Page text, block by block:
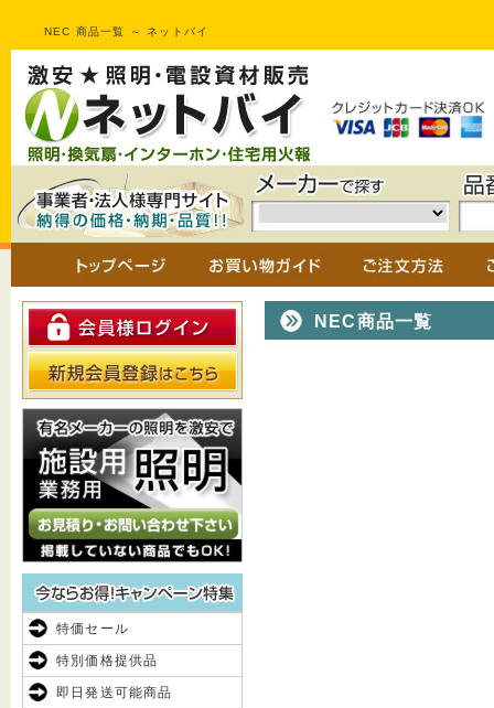
NEC 商品一覧 ～ ネットバイ
NEC商品一覧
特価セール
特別価格提供品
即日発送可能商品